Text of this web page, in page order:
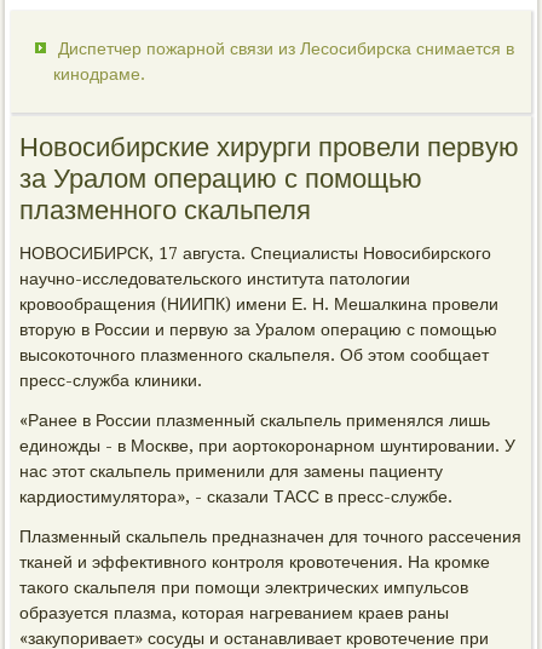
Диспетчер пожарной связи из Лесосибирска снимается в
кинодраме.
Новосибирские хирурги провели первую
за Уралом операцию с помощью
плазменного скальпеля
НОВОСИБИРСК, 17 августа. Специалисты Новосибирского
научно-исследовательского института патологии
кровообращения (НИИПК) имени Е. Н. Мешалкина провели
вторую в России и первую за Уралом операцию с помощью
высокоточного плазменного скальпеля. Об этом сообщает
пресс-служба клиники.
«Ранее в России плазменный скальпель применялся лишь
единожды - в Москве, при аортокоронарном шунтировании. У
нас этот скальпель применили для замены пациенту
кардиостимулятора», - сказали ТАСС в пресс-службе.
Плазменный скальпель предназначен для точного рассечения
тканей и эффективного контроля кровотечения. На кромке
такого скальпеля при помощи электрических импульсов
образуется плазма, которая нагреванием краев раны
«закупоривает» сосуды и останавливает кровотечение при